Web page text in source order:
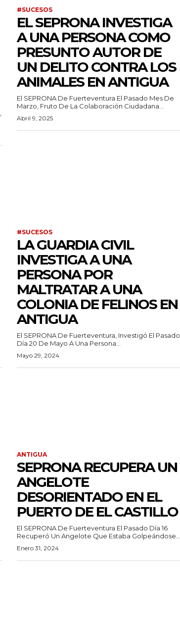
#SUCESOS
EL SEPRONA INVESTIGA
A UNA PERSONA COMO
PRESUNTO AUTOR DE
UN DELITO CONTRA LOS
ANIMALES EN ANTIGUA
El SEPRONA De Fuerteventura El Pasado Mes De
Marzo, Fruto De La Colaboración Ciudadana...
Abril 9, 2025
#SUCESOS
LA GUARDIA CIVIL
INVESTIGA A UNA
PERSONA POR
MALTRATAR A UNA
COLONIA DE FELINOS EN
ANTIGUA
El SEPRONA De Fuerteventura, Investigó El Pasado
Día 20 De Mayo A Una Persona...
Mayo 29, 2024
ANTIGUA
SEPRONA RECUPERA UN
ANGELOTE
DESORIENTADO EN EL
PUERTO DE EL CASTILLO
El SEPRONA De Fuerteventura El Pasado Día 16
Recuperó Un Angelote Que Estaba Golpeándose...
Enero 31, 2024